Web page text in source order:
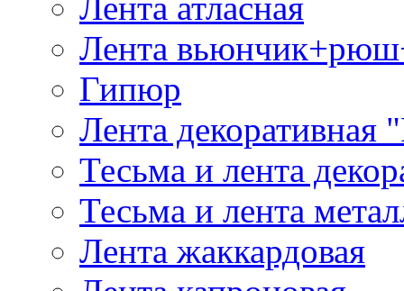
Лента
Гипюр
Лента декоративная
Тесьма и лента
Тесьма и лента
Лента жаккардовая